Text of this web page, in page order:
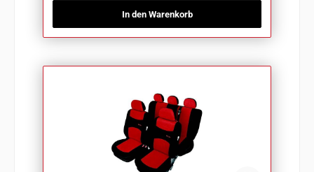
In den Warenkorb